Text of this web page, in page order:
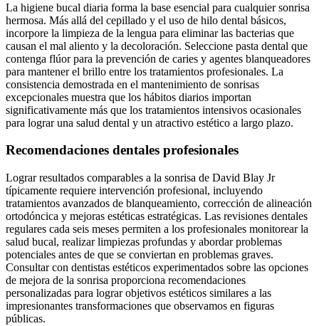
La higiene bucal diaria forma la base esencial para cualquier sonrisa
hermosa. Más allá del cepillado y el uso de hilo dental básicos,
incorpore la limpieza de la lengua para eliminar las bacterias que
causan el mal aliento y la decoloración. Seleccione pasta dental que
contenga flúor para la prevención de caries y agentes blanqueadores
para mantener el brillo entre los tratamientos profesionales. La
consistencia demostrada en el mantenimiento de sonrisas
excepcionales muestra que los hábitos diarios importan
significativamente más que los tratamientos intensivos ocasionales
para lograr una salud dental y un atractivo estético a largo plazo.
Recomendaciones dentales profesionales
Lograr resultados comparables a la sonrisa de David Blay Jr
típicamente requiere intervención profesional, incluyendo
tratamientos avanzados de blanqueamiento, corrección de alineación
ortodóncica y mejoras estéticas estratégicas. Las revisiones dentales
regulares cada seis meses permiten a los profesionales monitorear la
salud bucal, realizar limpiezas profundas y abordar problemas
potenciales antes de que se conviertan en problemas graves.
Consultar con dentistas estéticos experimentados sobre las opciones
de mejora de la sonrisa proporciona recomendaciones
personalizadas para lograr objetivos estéticos similares a las
impresionantes transformaciones que observamos en figuras
públicas.